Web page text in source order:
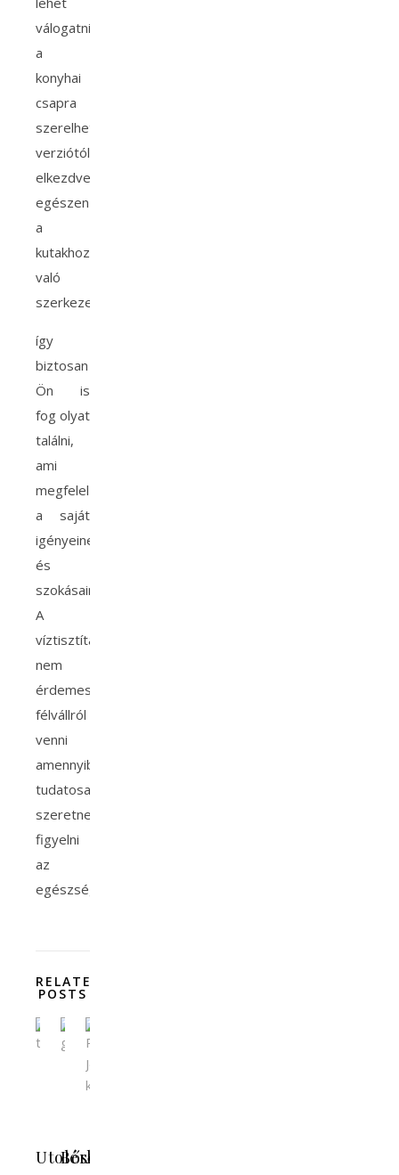
válogatni,
a
konyhai
csapra
szerelhető
verziótól
elkezdve,
egészen
a
kutakhoz
való
szerkezetekig,
így
biztosan
Ön is
fog olyat
találni,
ami
megfelel
a saját
igényeinek
és
szokásainak.
A
víztisztítást
nem
érdemes
félvállról
venni
amennyiben
tudatosan
szeretne
figyelni
az
egészségére.
RELATED
POSTS
Utolérhetetlenül
Bőséges
A